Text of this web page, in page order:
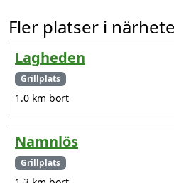
Fler platser i
Lagheden
Grillplats
1.0 km bort
Namnlös
Grillplats